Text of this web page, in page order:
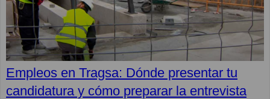
Empleos en Tragsa: Dónde presentar tu
candidatura y cómo preparar la entrevista